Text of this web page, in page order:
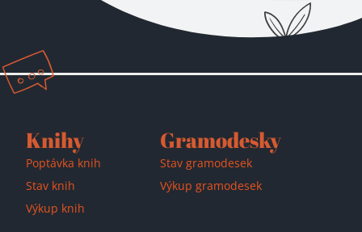
Přidáno do košíku!
Knihy
Poptávka knih
Stav knih
Výkup knih
Gramodesky
Stav gramodesek
Výkup gramodesek